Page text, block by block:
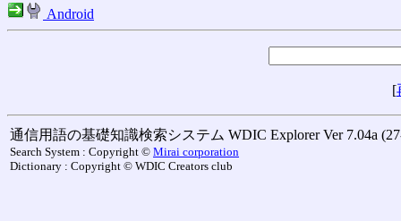
Android
[
通信用語の基礎知識検索システム WDIC Explorer Ver 7.04a
Search System : Copyright © Mirai corporation
Dictionary : Copyright © WDIC Creators club